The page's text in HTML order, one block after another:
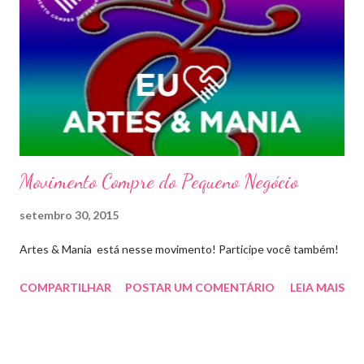
Movimento Compre do Pequeno Negócio
setembro 30, 2015
Artes & Mania está nesse movimento! Participe você também!
COMPARTILHAR POSTAR UM COMENTÁRIO LEIA MAIS